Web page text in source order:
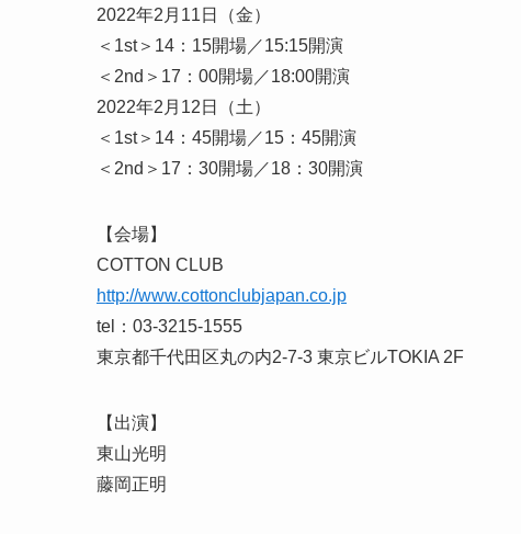
2022年2月11日（金）
＜1st＞14：15開場／15:15開演
＜2nd＞17：00開場／18:00開演
2022年2月12日（土）
＜1st＞14：45開場／15：45開演
＜2nd＞17：30開場／18：30開演
【会場】
COTTON CLUB
http://www.cottonclubjapan.co.jp
tel：03-3215-1555
東京都千代田区丸の内2-7-3 東京ビルTOKIA 2F
【出演】
東山光明
藤岡正明